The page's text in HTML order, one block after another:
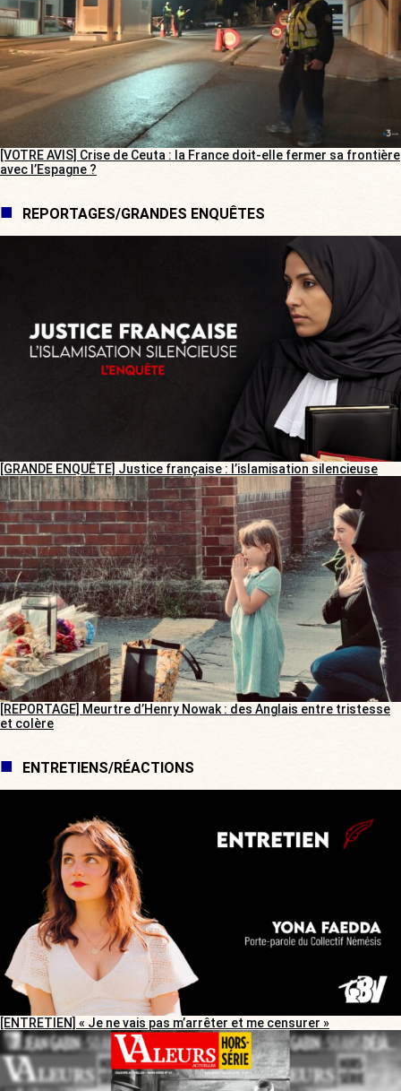
[VOTRE AVIS] Crise de Ceuta : la France doit-elle fermer sa frontière
avec l’Espagne ?
REPORTAGES/GRANDES ENQUÊTES
[GRANDE ENQUÊTE] Justice française : l’islamisation silencieuse
[REPORTAGE] Meurtre d’Henry Nowak : des Anglais entre tristesse
et colère
ENTRETIENS/RÉACTIONS
[ENTRETIEN] « Je ne vais pas m’arrêter et me censurer »